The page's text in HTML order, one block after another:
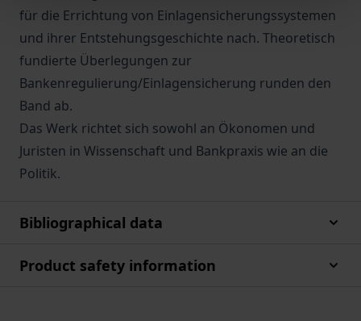
für die Errichtung von Einlagensicherungssystemen
und ihrer Entstehungsgeschichte nach. Theoretisch
fundierte Überlegungen zur
Bankenregulierung/Einlagensicherung runden den
Band ab.
Das Werk richtet sich sowohl an Ökonomen und
Juristen in Wissenschaft und Bankpraxis wie an die
Politik.
Bibliographical data
Product safety information